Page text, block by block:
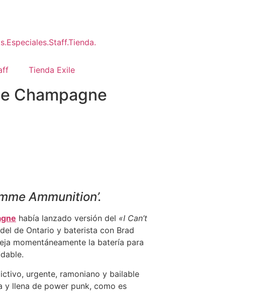
Tienda Exile
Champagne
Ammunition’.
había lanzado versión del «I Can’t
de Ontario y baterista con Brad
momentáneamente la batería para
urgente, ramoniano y bailable
y llena de power punk, como es